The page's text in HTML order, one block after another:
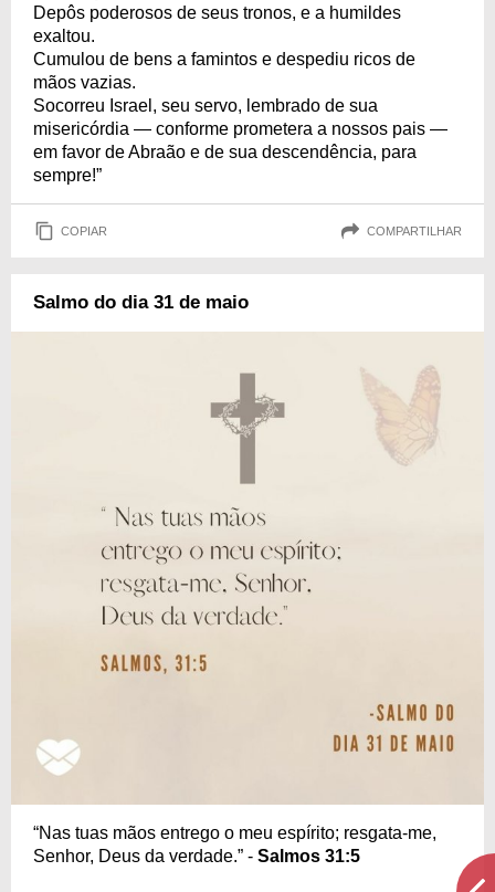
Depôs poderosos de seus tronos, e a humildes
exaltou.
Cumulou de bens a famintos e despediu ricos de
mãos vazias.
Socorreu Israel, seu servo, lembrado de sua
misericórdia — conforme prometera a nossos pais —
em favor de Abraão e de sua descendência, para
sempre!”
COPIAR COMPARTILHAR
Salmo do dia 31 de maio
“Nas tuas mãos entrego o meu espírito; resgata-me,
Senhor, Deus da verdade.” - Salmos 31:5